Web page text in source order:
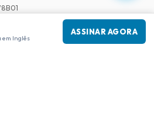
em Inglês
ASSINAR AGORA